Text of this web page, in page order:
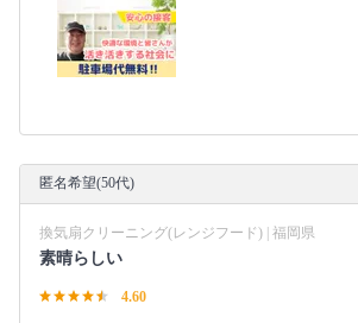
匿名希望(50代)
換気扇クリーニング(レンジフード) | 福岡県
素晴らしい
4.60